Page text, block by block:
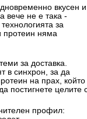
вкусен и
вече не е така -
за
протеин няма
за доставка.
в синхрон, за да
на прах,
постигнете целите
профил: